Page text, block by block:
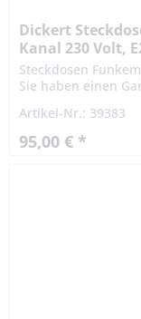
Dickert
Kanal 230 Volt,
Steckdosen
Sie haben einen
lieferbar? Kein
Artikel-Nr.: 39383
95,00 € *